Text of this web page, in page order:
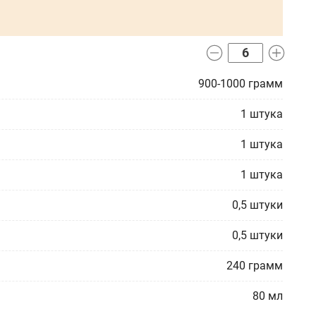
900-1000 грамм
1 штука
1 штука
1 штука
0,5 штуки
0,5 штуки
240 грамм
80 мл